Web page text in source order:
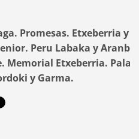
Promesas. Etxeberria y
Peru Labaka y
Memorial Etxeberria. Pala
y Garma.